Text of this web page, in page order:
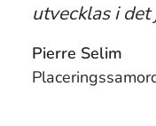
utvecklas i det
Pierre Selim